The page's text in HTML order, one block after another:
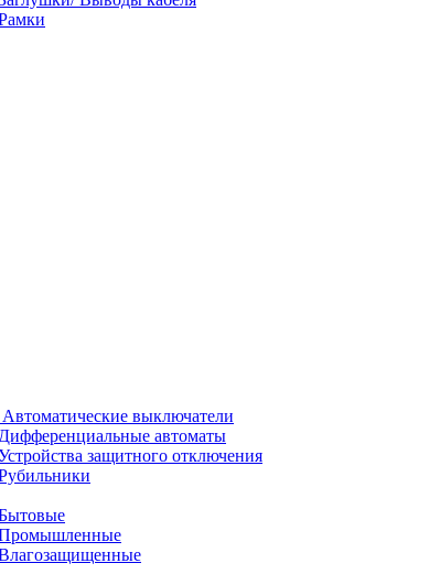
Автоматические выключатели
Дифференциальные автоматы
защитного отключения